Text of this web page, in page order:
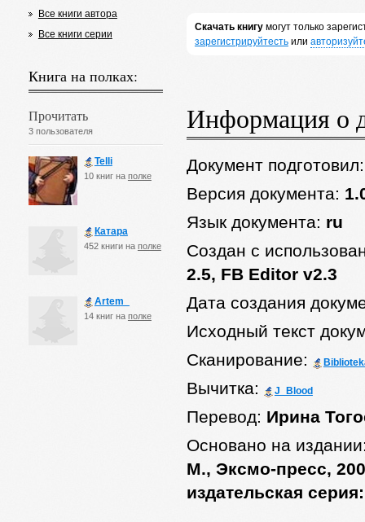
Все книги автора
Все книги серии
Книга на полках:
Прочитать
3 пользователя
Telli
10 книг на полке
Катара
452 книги на полке
Artem_
14 книг на полке
Скачать книгумогут только
зарегистрируйтестьили
Информация о
Документ
Версия документа:
Язык документа: ru
Создан с
2.5, FB Editor v2.3
Дата создания
Исходный текст
Сканирование:
Вычитка: J_Blood
Перевод: Ирина
Основано на
М., Эксмо-пресс,
издательская